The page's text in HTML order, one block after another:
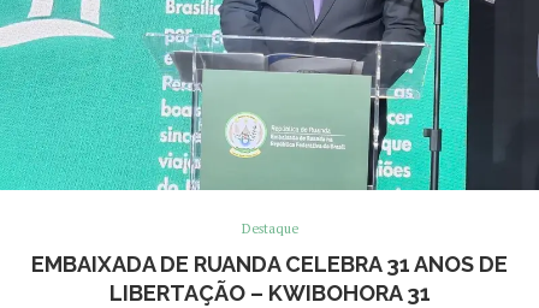
Destaque
EMBAIXADA DE RUANDA CELEBRA 31 ANOS DE
LIBERTAÇÃO – KWIBOHORA 31